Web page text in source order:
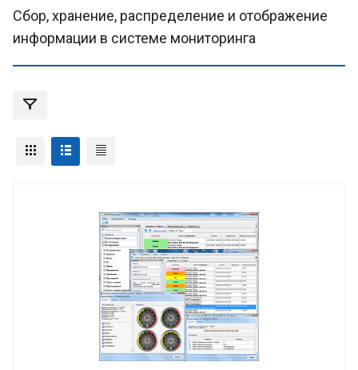
Сбор, хранение, распределение и отображение
информации в системе мониторинга